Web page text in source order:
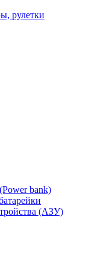
рулетки
bank)
(АЗУ)